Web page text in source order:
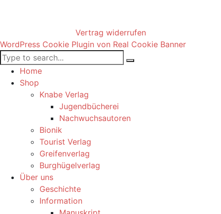
Vertrag widerrufen
WordPress Cookie Plugin von Real Cookie Banner
Home
Shop
Knabe Verlag
Jugendbücherei
Nachwuchsautoren
Bionik
Tourist Verlag
Greifenverlag
Burghügelverlag
Über uns
Geschichte
Information